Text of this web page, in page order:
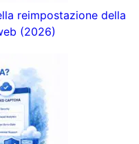
reimpostazione della
(2026)